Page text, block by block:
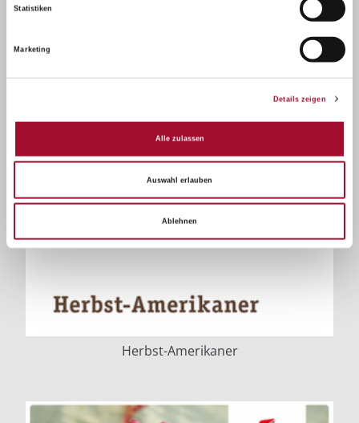
Statistiken
Marketing
Details zeigen
Alle zulassen
Auswahl erlauben
Ablehnen
Herbst-Amerikaner